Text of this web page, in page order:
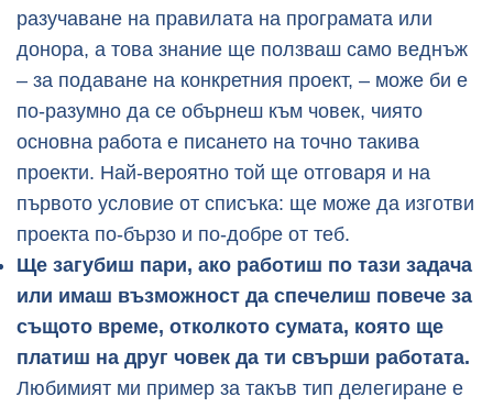
разучаване на правилата на програмата или
донора, а това знание ще ползваш само веднъж
– за подаване на конкретния проект, – може би е
по-разумно да се обърнеш към човек, чиято
основна работа е писането на точно такива
проекти. Най-вероятно той ще отговаря и на
първото условие от списъка: ще може да изготви
проекта по-бързо и по-добре от теб.
Ще загубиш пари, ако работиш по тази задача
или имаш възможност да спечелиш повече за
същото време, отколкото сумата, която ще
платиш на друг човек да ти свърши работата.
Любимият ми пример за такъв тип делегиране е